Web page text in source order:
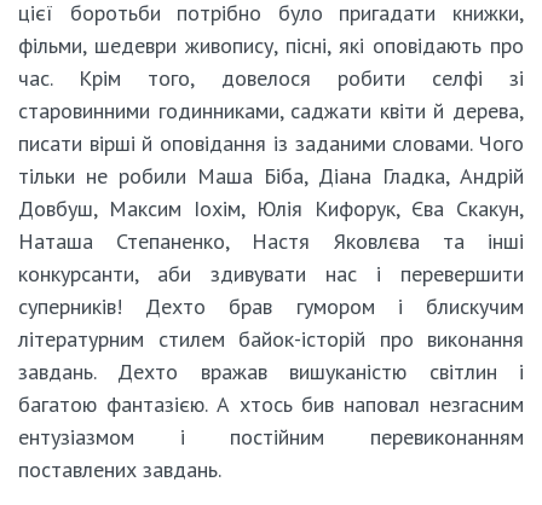
цієї боротьби потрібно було пригадати книжки,
фільми, шедеври живопису, пісні, які оповідають про
час. Крім того, довелося робити селфі зі
старовинними годинниками, саджати квіти й дерева,
писати вірші й оповідання із заданими словами. Чого
тільки не робили Маша Біба, Діана Гладка, Андрій
Довбуш, Максим Іохім, Юлія Кифорук, Єва Скакун,
Наташа Степаненко, Настя Яковлєва та інші
конкурсанти, аби здивувати нас і перевершити
суперників! Дехто брав гумором і блискучим
літературним стилем байок-історій про виконання
завдань. Дехто вражав вишуканістю світлин і
багатою фантазією. А хтось бив наповал незгасним
ентузіазмом і постійним перевиконанням
поставлених завдань.